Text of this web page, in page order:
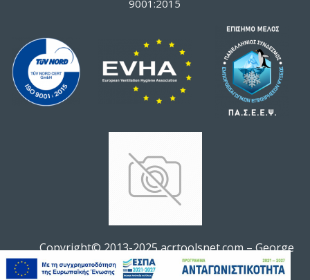
9001:2015
Copyright© 2013-2025 acrtoolsnet.com – George
Soldatos All rights reserved.